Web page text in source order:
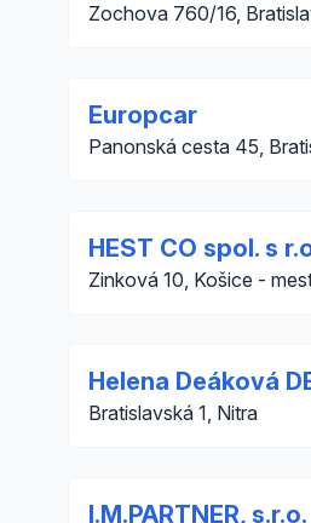
Zochova 760/16,
Europcar
Panonská cesta 45,
HEST CO spol. s
Zinková 10, Košice -
Helena Deáková
Bratislavská 1, Nitra
I.M.PARTNER, s.r.o.